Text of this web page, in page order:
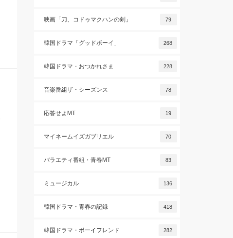
映画「刀、コドゥマクハンの剣」 79
韓国ドラマ「グッドボーイ」 268
韓国ドラマ・おつかれさま 228
音楽番組ザ・シーズンス 78
応答せよMT 19
マイネームイズガブリエル 70
バラエティ番組・青春MT 83
ミュージカル 136
韓国ドラマ・青春の記録 418
韓国ドラマ・ボーイフレンド 282